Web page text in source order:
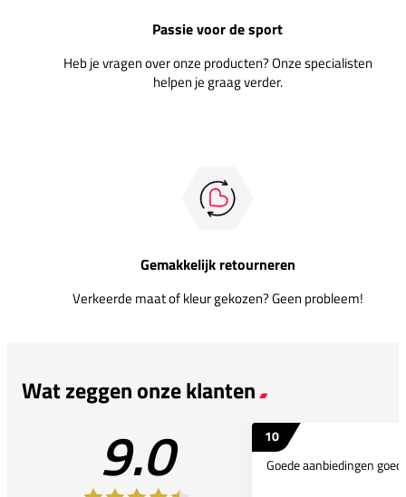
Passie voor de sport
Heb je vragen over onze producten? Onze specialisten
helpen je graag verder.
Gemakkelijk retourneren
Verkeerde maat of kleur gekozen? Geen probleem!
Wat zeggen onze klanten
9.0
10
Goede aanbiedingen